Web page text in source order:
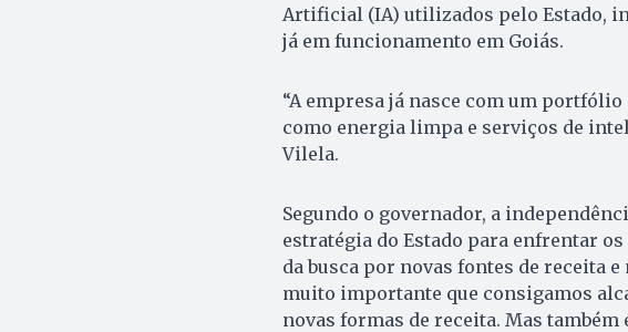
Artificial (IA) utilizados pelo Estado,
já em funcionamento em Goiás.
“A empresa já nasce com um
como energia limpa e serviços de
Vilela.
Segundo o governador, a
estratégia do Estado para enfrentar
da busca por novas fontes de receita
muito importante que consigamos
novas formas de receita. Mas